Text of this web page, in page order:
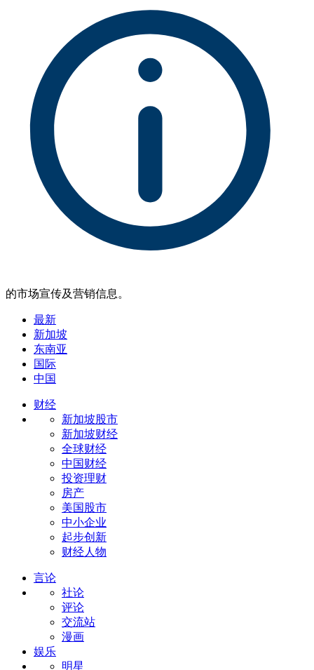
的市场宣传及营销信息。
最新
新加坡
东南亚
国际
中国
财经
新加坡股市
新加坡财经
全球财经
中国财经
投资理财
房产
美国股市
中小企业
起步创新
财经人物
言论
社论
评论
交流站
漫画
娱乐
明星